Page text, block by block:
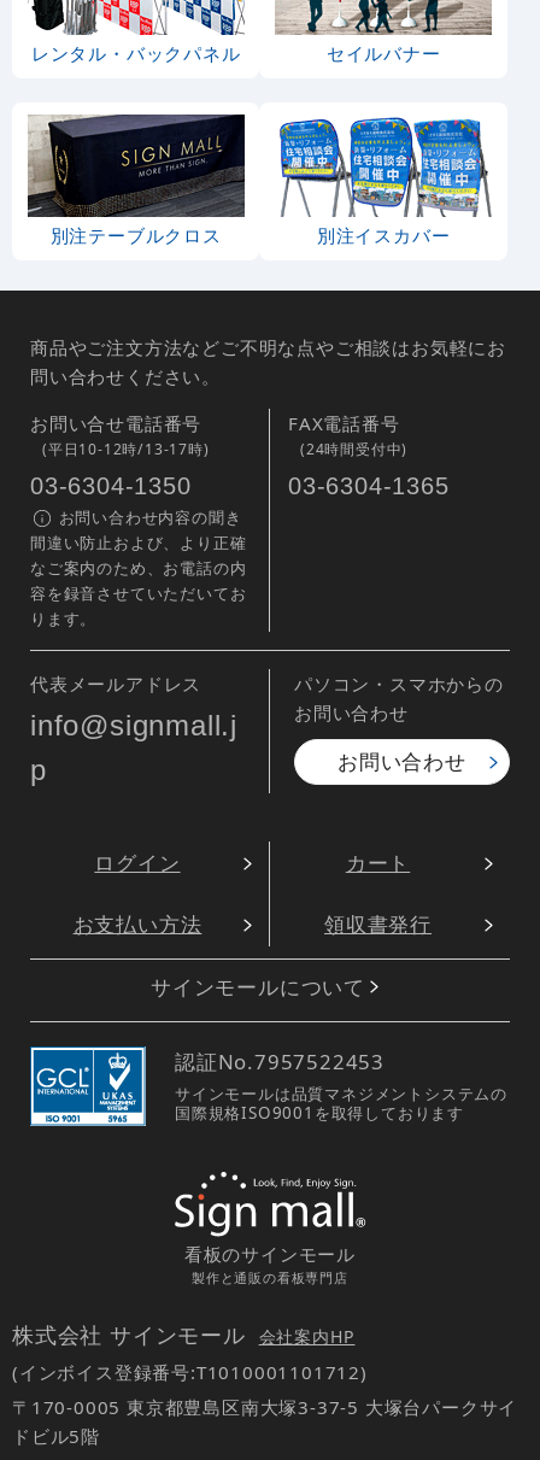
レンタル・バックパネル セイルバナー
別注テーブルクロス 別注イスカバー
商品やご注文方法などご不明な点やご相談はお気軽にお
問い合わせください。
お問い合せ電話番号
(平日10-12時/13-17時)
03-6304-1350
お問い合わせ内容の聞き
間違い防止および、より正確
なご案内のため、お電話の内
容を録音させていただいてお
ります。
FAX電話番号
(24時間受付中)
03-6304-1365
代表メールアドレス
info@signmall.j
p
パソコン・スマホからの
お問い合わせ
お問い合わせ
ログイン カート
お支払い方法 領収書発行
サインモールについて
認証No.7957522453
サインモールは品質マネジメントシステムの
国際規格ISO9001を取得しております
看板のサインモール
製作と通販の看板専門店
株式会社 サインモール 会社案内HP
(インボイス登録番号:T1010001101712)
〒170-0005 東京都豊島区南大塚3-37-5 大塚台パークサイ
ドビル5階